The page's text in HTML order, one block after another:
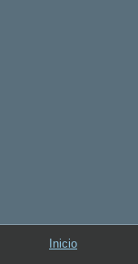
Inicio